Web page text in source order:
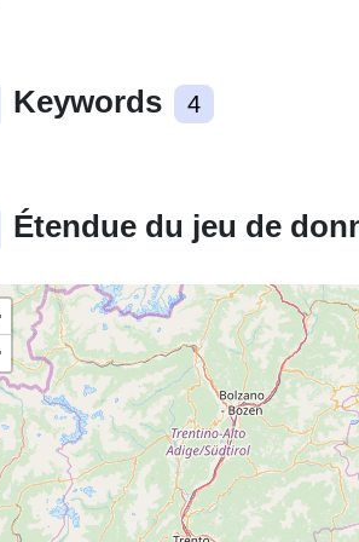
Keywords 4
Étendue du jeu de